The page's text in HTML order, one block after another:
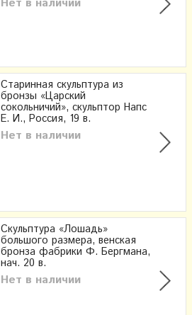
Нет в наличии
Старинная скульптура из
бронзы «Царский
сокольничий», скульптор Напс
Е. И., Россия, 19 в.
Нет в наличии
Скульптура «Лошадь»
большого размера, венская
бронза фабрики Ф. Бергмана,
нач. 20 в.
Нет в наличии